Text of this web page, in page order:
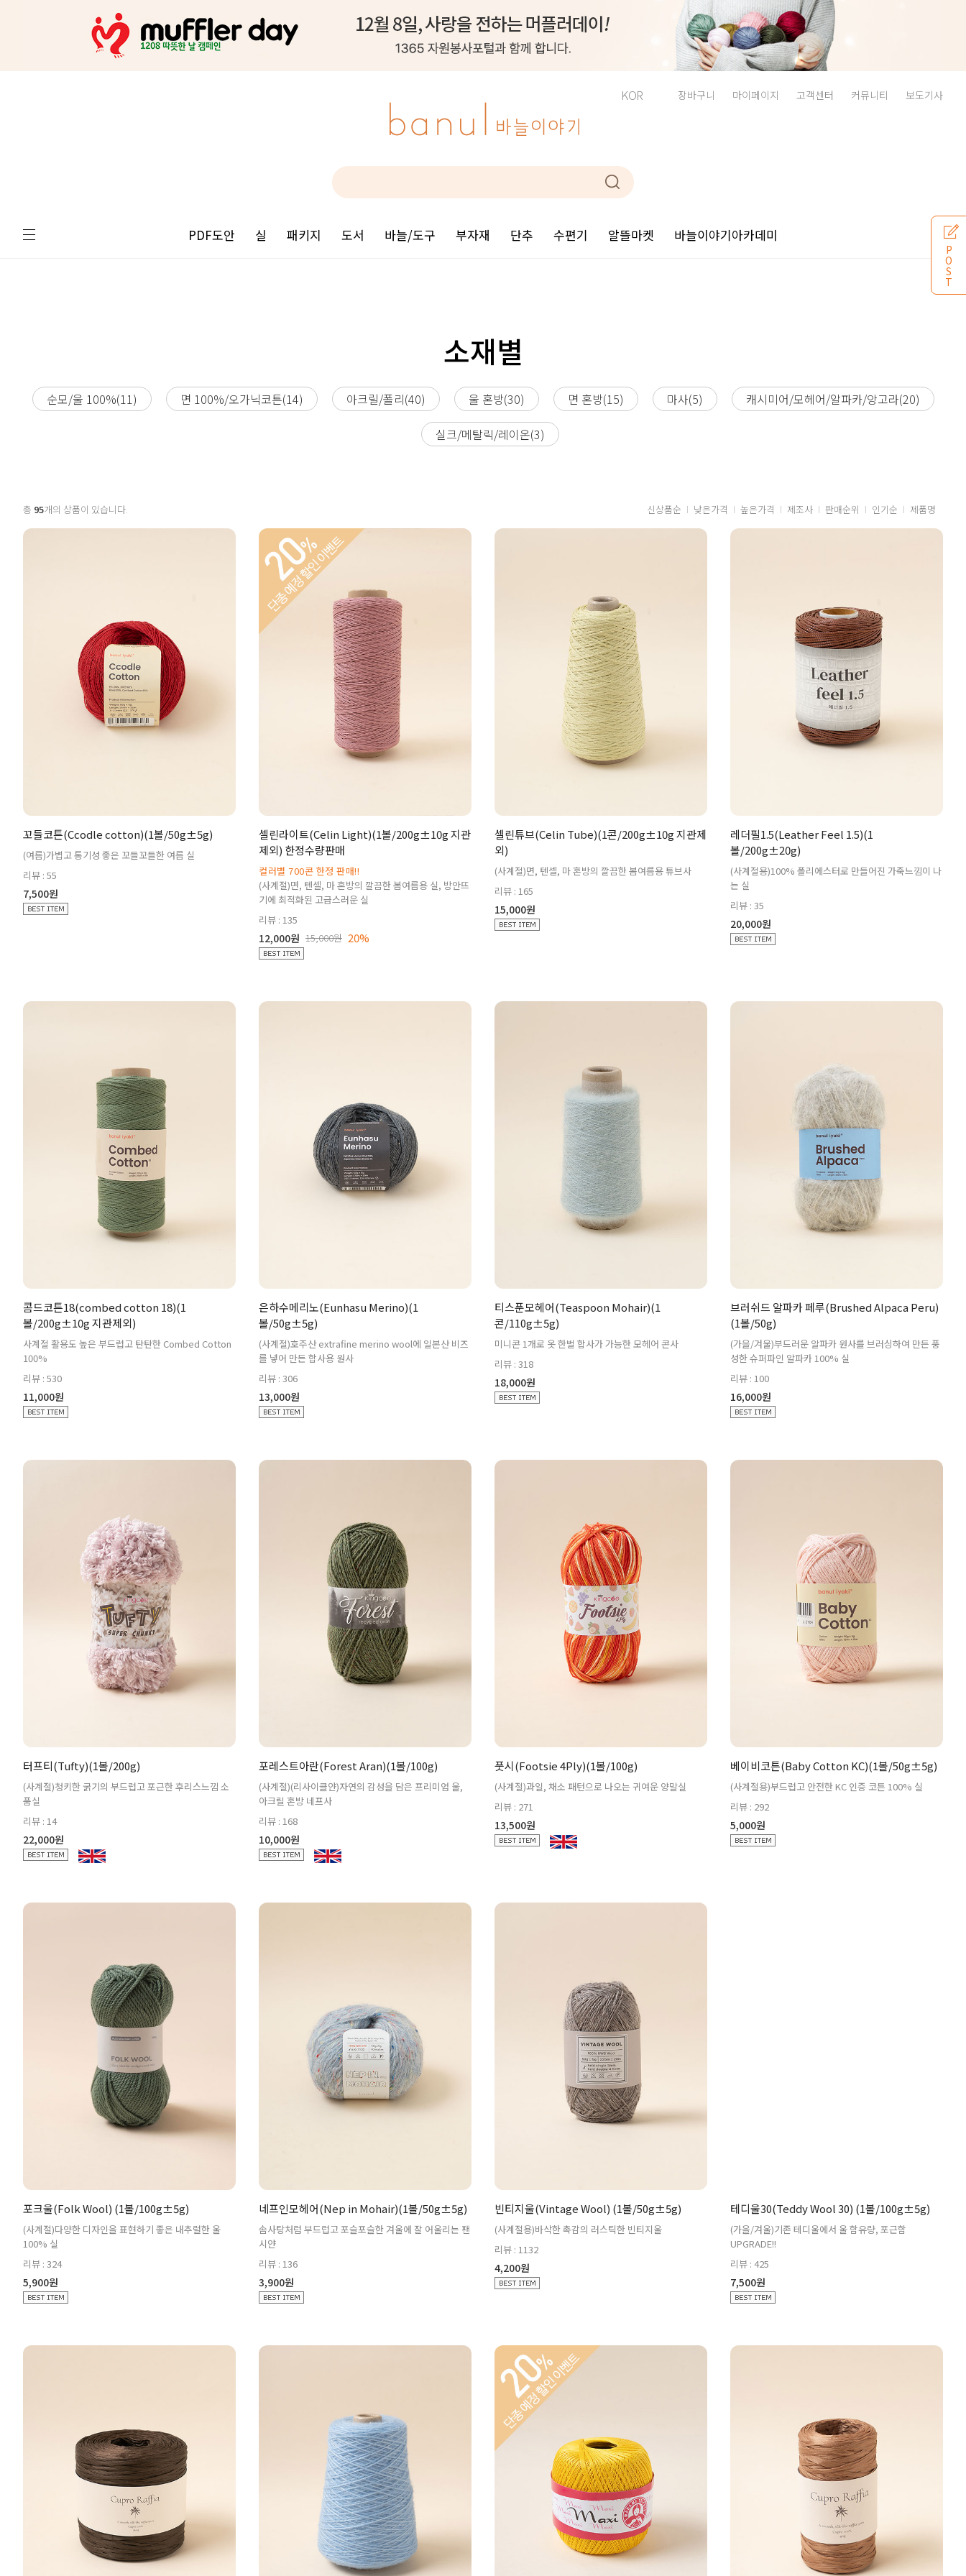
KOR 장바구니 마이페이지 고객센터 커뮤니티 보도기사
PDF도안 실 패키지 도서 바늘/도구 부자재 단추 수편기 알뜰마켓 바늘이야기아카데미
소재별
순모/울 100%(11) 면 100%/오가닉코튼(14) 아크릴/폴리(40) 울 혼방(30) 면 혼방(15) 마사(5) 캐시미어/모헤어/알파카/앙고라(20)
실크/메탈릭/레이온(3)
총 95개의 상품이 있습니다. 신상품순 낮은가격 높은가격 제조사 판매순위 인기순 제품명
꼬들코튼(Ccodle cotton)(1볼/50g±5g)
(여름)가볍고 통기성 좋은 꼬들꼬들한 여름 실
리뷰 : 55
7,500원
셀린라이트(Celin Light)(1볼/200g±10g 지관
제외) 한정수량판매
컬러별 700콘 한정 판매!!
(사계절)면, 텐셀, 마 혼방의 깔끔한 봄여름용 실, 방안뜨
기에 최적화된 고급스러운 실
리뷰 : 135
12,000원 15,000원 20%
셀린튜브(Celin Tube)(1콘/200g±10g 지관제
외)
(사계절)면, 텐셀, 마 혼방의 깔끔한 봄여름용 튜브사
리뷰 : 165
15,000원
레더필1.5(Leather Feel 1.5)(1
볼/200g±20g)
(사계절용)100% 폴리에스터로 만들어진 가죽느낌이 나
는 실
리뷰 : 35
20,000원
콤드코튼18(combed cotton 18)(1
볼/200g±10g 지관제외)
사계절 활용도 높은 부드럽고 탄탄한 Combed Cotton
100%
리뷰 : 530
11,000원
은하수메리노(Eunhasu Merino)(1
볼/50g±5g)
(사계절)호주산 extrafine merino wool에 일본산 비즈
를 넣어 만든 합사용 원사
리뷰 : 306
13,000원
티스푼모헤어(Teaspoon Mohair)(1
콘/110g±5g)
미니콘 1개로 옷 한벌 합사가 가능한 모헤어 콘사
리뷰 : 318
18,000원
브러쉬드 알파카 페루(Brushed Alpaca Peru)
(1볼/50g)
(가을/겨울)부드러운 알파카 원사를 브러싱하여 만든 풍
성한 슈퍼파인 알파카 100% 실
리뷰 : 100
16,000원
터프티(Tufty)(1볼/200g)
(사계절)청키한 굵기의 부드럽고 포근한 후리스느낌 소
품실
리뷰 : 14
22,000원
포레스트아란(Forest Aran)(1볼/100g)
(사계절)(리사이클얀)자연의 감성을 담은 프리미엄 울,
아크릴 혼방 네프사
리뷰 : 168
10,000원
풋시(Footsie 4Ply)(1볼/100g)
(사계절)과일, 채소 패턴으로 나오는 귀여운 양말실
리뷰 : 271
13,500원
베이비코튼(Baby Cotton KC)(1볼/50g±5g)
(사계절용)부드럽고 안전한 KC 인증 코튼 100% 실
리뷰 : 292
5,000원
포크울(Folk Wool) (1볼/100g±5g)
(사계절)다양한 디자인을 표현하기 좋은 내추럴한 울
100% 실
리뷰 : 324
5,900원
네프인모헤어(Nep in Mohair)(1볼/50g±5g)
솜사탕처럼 부드럽고 포슬포슬한 겨울에 잘 어울리는 팬
시얀
리뷰 : 136
3,900원
빈티지울(Vintage Wool) (1볼/50g±5g)
(사계절용)바삭한 촉감의 러스틱한 빈티지울
리뷰 : 1132
4,200원
테디울30(Teddy Wool 30) (1볼/100g±5g)
(가을/겨울)기존 테디울에서 울 함유량, 포근함
UPGRADE!!
리뷰 : 425
7,500원
P
O
S
T